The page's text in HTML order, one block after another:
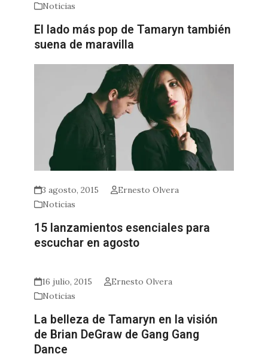
Noticias
El lado más pop de Tamaryn también
suena de maravilla
3 agosto, 2015
Ernesto Olvera
Noticias
15 lanzamientos esenciales para
escuchar en agosto
16 julio, 2015
Ernesto Olvera
Noticias
La belleza de Tamaryn en la visión
de Brian DeGraw de Gang Gang
Dance